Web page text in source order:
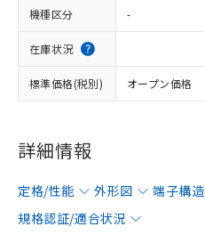
機種区分 -
在庫状況
標準価格(税別) オープン価格
詳細情報
定格/性能 外形図 端子構造
規格認証/適合状況